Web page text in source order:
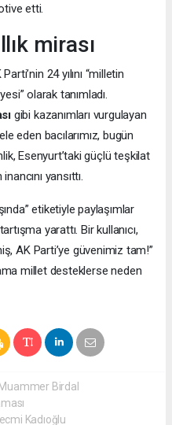
etti.
mirası
24 yılını “milletin
olarak tanımladı.
gibi kazanımları vurgulayan
eden bacılarımız, bugün
Esenyurt’taki güçlü teşkilat
yansıttı.
etiketiyle paylaşımlar
tartışma yarattı. Bir kullanıcı,
AK Parti’ye güvenimiz tam!”
millet desteklerse neden
Birdal
Kadıoğlu